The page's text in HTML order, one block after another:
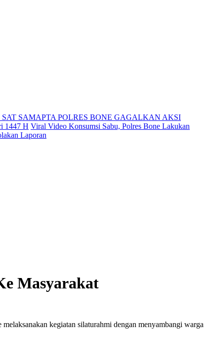
SAMAPTA POLRES BONE GAGALKAN AKSI
1447 H Viral Video Konsumsi Sabu, Polres Bone Lakukan
Laporan
Masyarakat
kegiatan silaturahmi dengan menyambangi warga